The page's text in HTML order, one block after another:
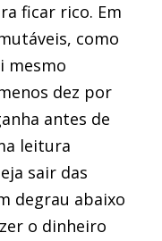
ficar rico. Em
como
mesmo
dez por
antes de
leitura
sair das
degrau abaixo
o dinheiro